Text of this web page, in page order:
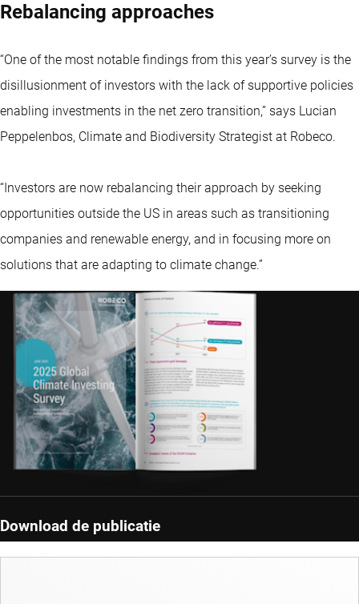
Rebalancing approaches
“One of the most notable findings from this year’s survey is the
disillusionment of investors with the lack of supportive policies
enabling investments in the net zero transition,” says Lucian
Peppelenbos, Climate and Biodiversity Strategist at Robeco.
“Investors are now rebalancing their approach by seeking
opportunities outside the US in areas such as transitioning
companies and renewable energy, and in focusing more on
solutions that are adapting to climate change.”
Download de publicatie